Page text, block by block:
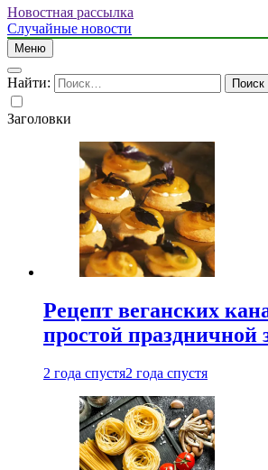
Новостная рассылка
Случайные новости
Меню
Найти:
Заголовки
Рецепт веганских
простой праздничной
2 года спустя2 года спустя